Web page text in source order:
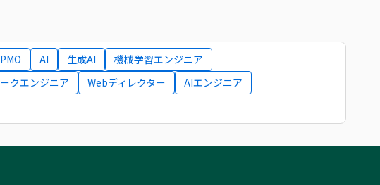
PMO AI 生成AI
機械学習エンジニア
クエンジニア Webディレクター
AIエンジニア